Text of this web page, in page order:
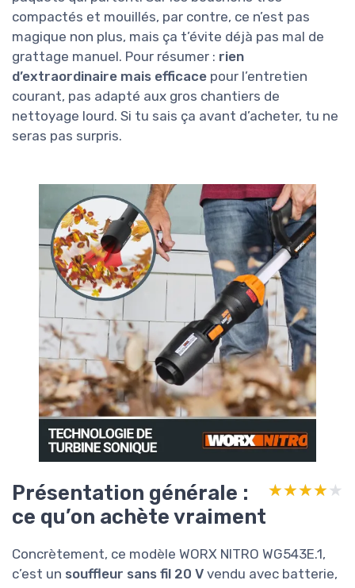
compactés et mouillés, par contre, ce n’est pas
magique non plus, mais ça t’évite déjà pas mal de
grattage manuel. Pour résumer : rien
d’extraordinaire mais efficace pour l’entretien
courant, pas adapté aux gros chantiers de
nettoyage lourd. Si tu sais ça avant d’acheter, tu ne
seras pas surpris.
Présentation générale :
ce qu’on achète vraiment
★★★★★
★★★★★
Concrètement, ce modèle WORX NITRO WG543E.1,
c’est un souffleur sans fil 20 V vendu avec batterie,